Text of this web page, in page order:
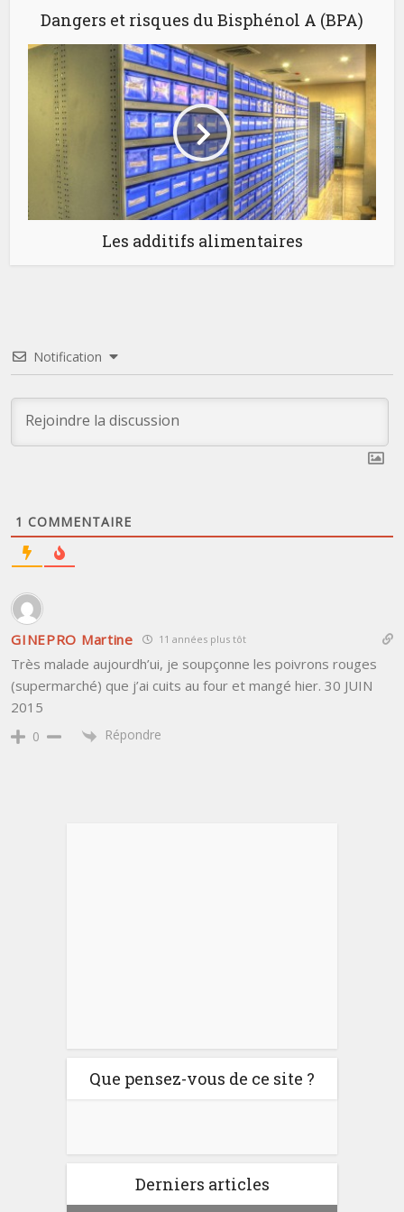
Dangers et risques du Bisphénol A (BPA)
Les additifs alimentaires
Notification
1 COMMENTAIRE
GINEPRO Martine 11 années plus tôt
Très malade aujourdh’ui, je soupçonne les poivrons rouges
(supermarché) que j’ai cuits au four et mangé hier. 30 JUIN
2015
0 Répondre
Que pensez-vous de ce site ?
Derniers articles